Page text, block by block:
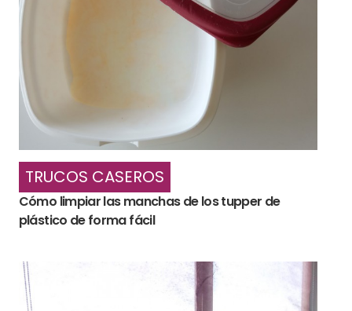
TRUCOS CASEROS
Cómo limpiar las manchas de los tupper de
plástico de forma fácil